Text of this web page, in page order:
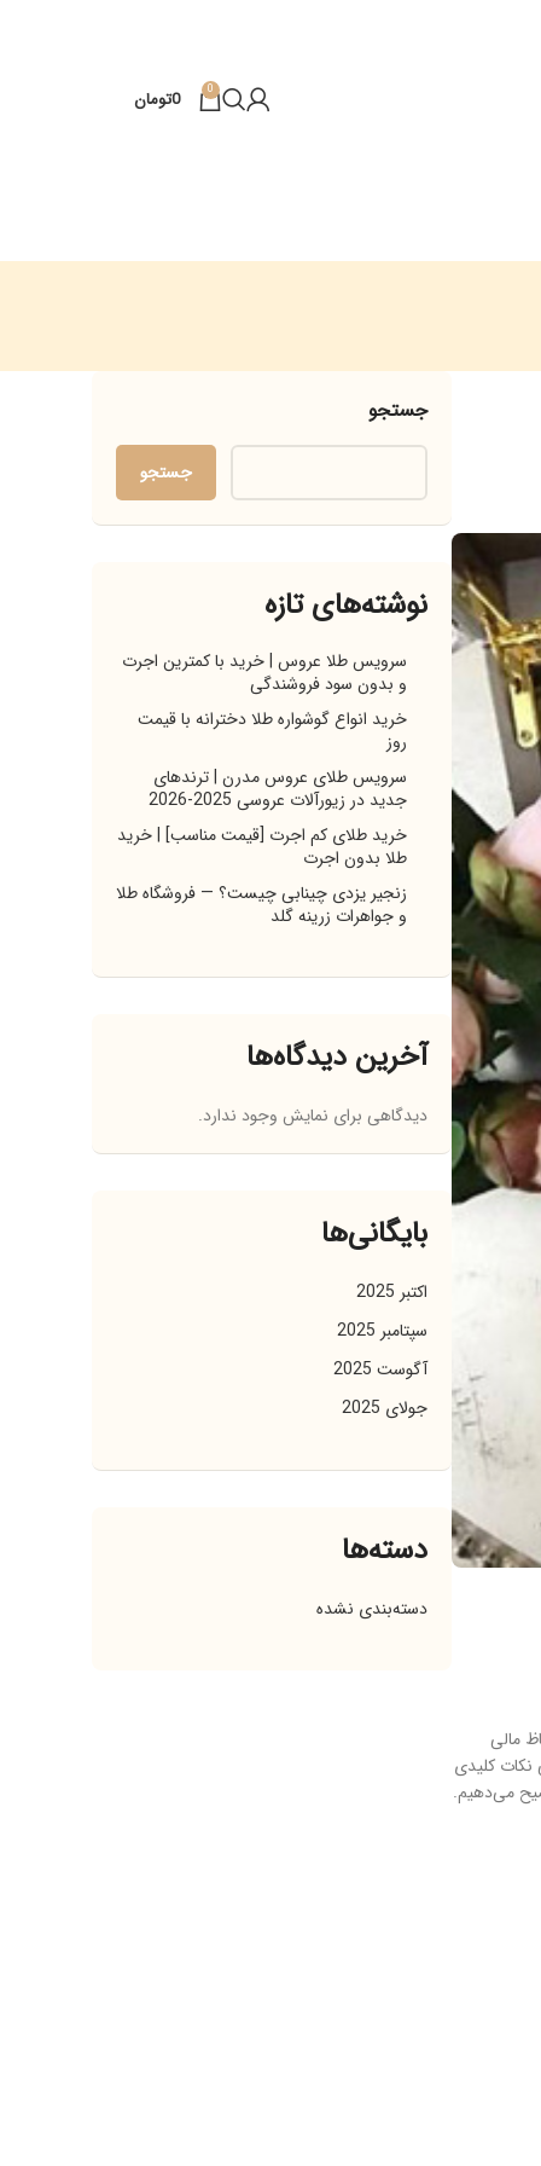
0 تومان
مالی
کلیدی
می‌دهیم.
جستجو
جستجو
نوشته‌های تازه
سرویس طلا عروس | خرید با کمترین اجرت
و بدون سود فروشندگی
خرید انواع گوشواره طلا دخترانه با قیمت
روز
سرویس طلای عروس مدرن | ترندهای
جدید در زیورآلات عروسی 2025-2026
خرید طلای کم اجرت [قیمت مناسب] | خرید
طلا بدون اجرت
زنجیر یزدی چینابی چیست؟ — فروشگاه طلا
و جواهرات زرینه گلد
آخرین دیدگاه‌ها
دیدگاهی برای نمایش وجود ندارد.
بایگانی‌ها
اکتبر 2025
سپتامبر 2025
آگوست 2025
جولای 2025
دسته‌ها
دسته‌بندی نشده